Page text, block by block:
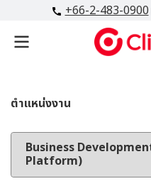
+66-2-483-0900
ตำแหน่งงาน
Business
Platform)